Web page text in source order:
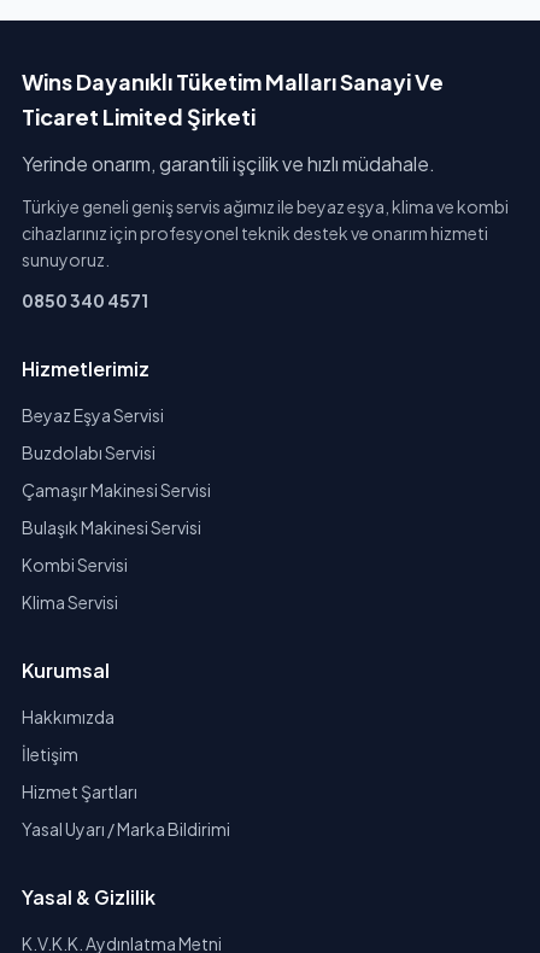
Wins Dayanıklı Tüketim Malları Sanayi Ve
Ticaret Limited Şirketi
Yerinde onarım, garantili işçilik ve hızlı müdahale.
Türkiye geneli geniş servis ağımız ile beyaz eşya, klima ve kombi
cihazlarınız için profesyonel teknik destek ve onarım hizmeti
sunuyoruz.
0850 340 4571
Hizmetlerimiz
Beyaz Eşya Servisi
Buzdolabı Servisi
Çamaşır Makinesi Servisi
Bulaşık Makinesi Servisi
Kombi Servisi
Klima Servisi
Kurumsal
Hakkımızda
İletişim
Hizmet Şartları
Yasal Uyarı / Marka Bildirimi
Yasal & Gizlilik
K.V.K.K. Aydınlatma Metni